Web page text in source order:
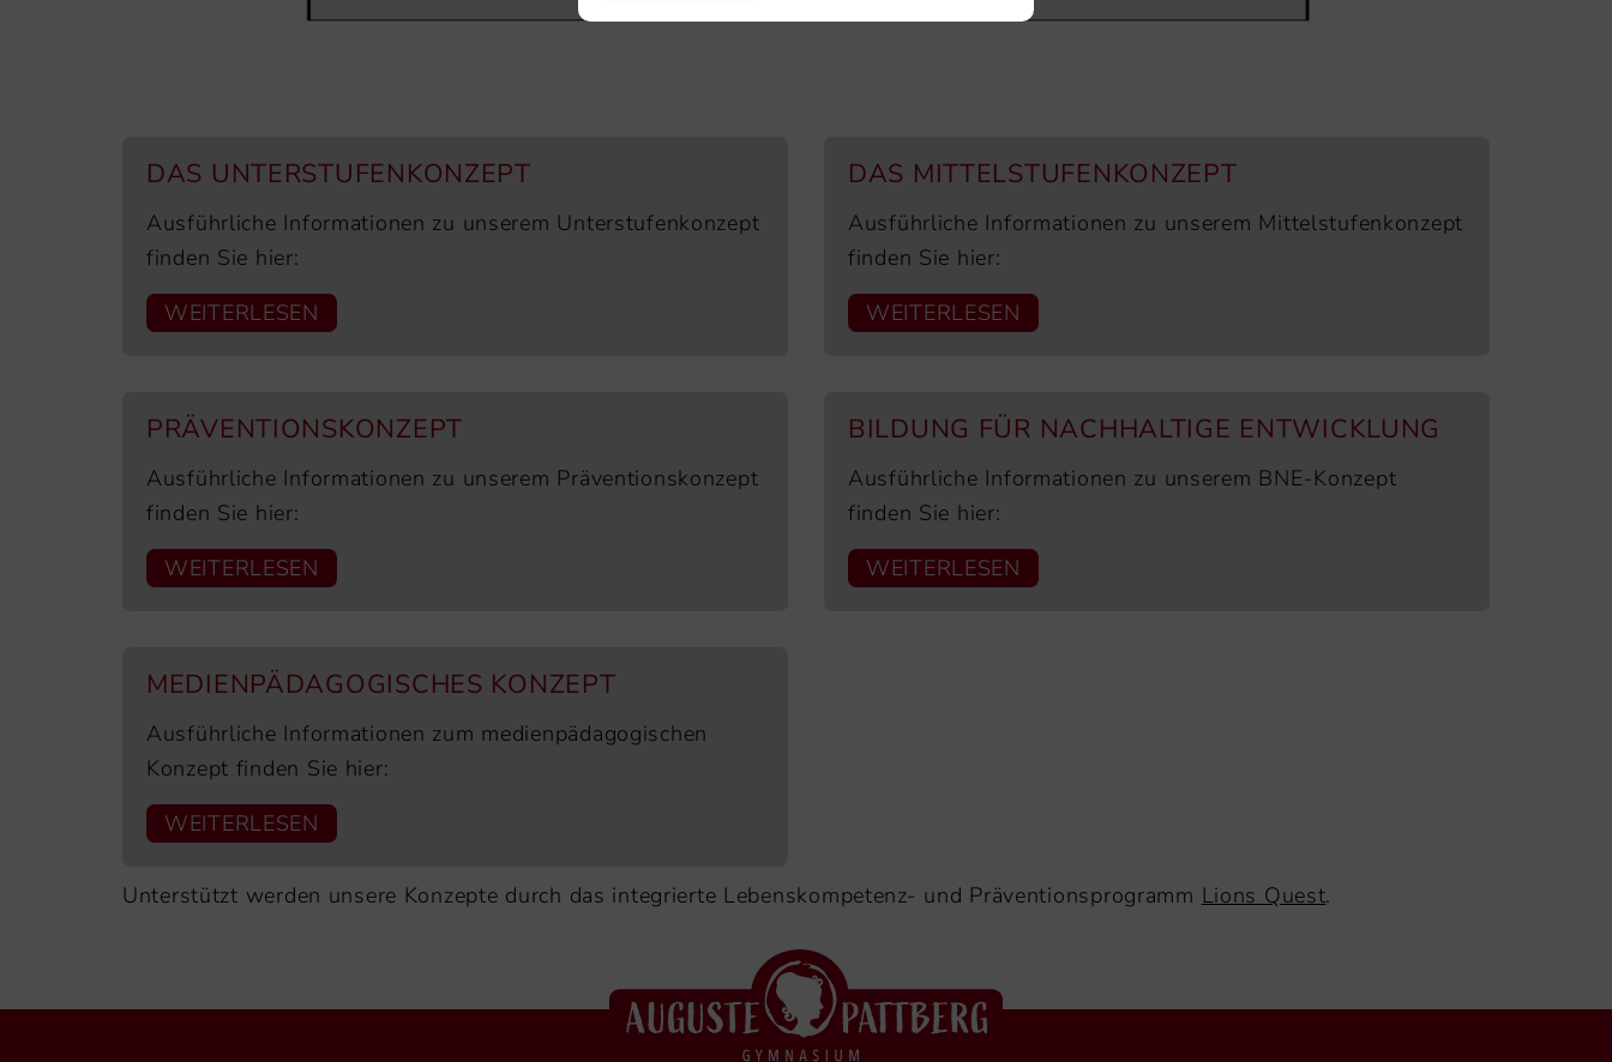
DAS UNTERSTUFENKONZEPT
Ausführliche Informationen zu unserem Unterstufenkonzept
finden Sie hier:
WEITERLESEN
DAS MITTELSTUFENKONZEPT
Ausführliche Informationen zu unserem Mittelstufenkonzept
finden Sie hier:
WEITERLESEN
PRÄVENTIONSKONZEPT
Ausführliche Informationen zu unserem Präventionskonzept
finden Sie hier:
WEITERLESEN
BILDUNG FÜR NACHHALTIGE ENTWICKLUNG
Ausführliche Informationen zu unserem BNE-Konzept
finden Sie hier:
WEITERLESEN
MEDIENPÄDAGOGISCHES KONZEPT
Ausführliche Informationen zum medienpädagogischen
Konzept finden Sie hier:
WEITERLESEN
Unterstützt werden unsere Konzepte durch das integrierte Lebenskompetenz- und Präventionsprogramm Lions Quest.